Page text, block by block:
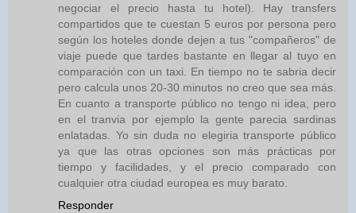
negociar el precio hasta tu hotel). Hay transfers
compartidos que te cuestan 5 euros por persona pero
según los hoteles donde dejen a tus "compañeros" de
viaje puede que tardes bastante en llegar al tuyo en
comparación con un taxi. En tiempo no te sabria decir
pero calcula unos 20-30 minutos no creo que sea más.
En cuanto a transporte público no tengo ni idea, pero
en el tranvia por ejemplo la gente parecia sardinas
enlatadas. Yo sin duda no elegiria transporte público
ya que las otras opciones son más prácticas por
tiempo y facilidades, y el precio comparado con
cualquier otra ciudad europea es muy barato.
Responder